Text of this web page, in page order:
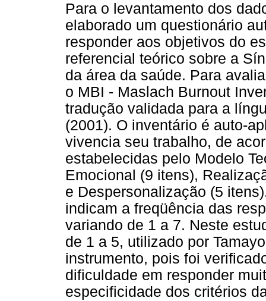
Para o levantamento dos
elaborado um questionário
responder aos objetivos do
referencial teórico sobre a
da área da saúde. Para
o MBI - Maslach Burnout
tradução validada para a
(2001). O inventário é auto-
vivencia seu trabalho, de
estabelecidas pelo Modelo
Emocional (9 itens),
e Despersonalização (5
indicam a freqüência das
variando de 1 a 7. Neste
de 1 a 5, utilizado por
instrumento, pois foi
dificuldade em responder
especificidade dos critérios